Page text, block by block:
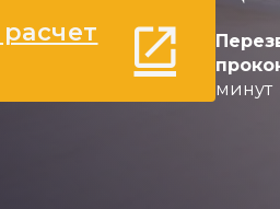
минут